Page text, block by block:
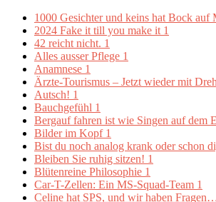
1000 Gesichter und keins hat Bock auf
2024 Fake it till you make it 1
42 reicht nicht. 1
Alles ausser Pflege 1
Anamnese 1
Ärzte-Tourismus – Jetzt wieder mit
Autsch! 1
Bauchgefühl 1
Bergauf fahren ist wie Singen auf dem
Bilder im Kopf 1
Bist du noch analog krank oder schon
Bleiben Sie ruhig sitzen! 1
Blütenreine Philosophie 1
Car-T-Zellen: Ein MS-Squad-Team 1
Celine hat SPS, und wir haben